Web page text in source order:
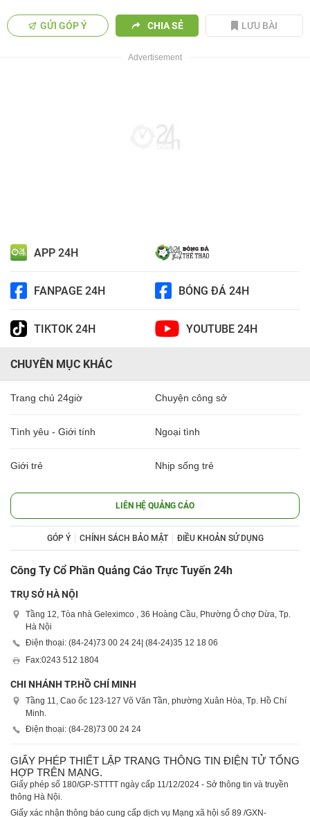
GỬI GÓP Ý CHIA SẺ LƯU BÀI
APP 24H
FANPAGE 24H BÓNG ĐÁ 24H
TIKTOK 24H YOUTUBE 24H
CHUYÊN MỤC KHÁC
Trang chủ 24giờ Chuyện công sở
Tình yêu - Giới tính Ngoại tình
Giới trẻ Nhịp sống trẻ
LIÊN HỆ QUẢNG CÁO
GÓP Ý CHÍNH SÁCH BẢO MẬT ĐIỀU KHOẢN SỬ DỤNG
Công Ty Cổ Phần Quảng Cáo Trực Tuyến 24h
TRỤ SỞ HÀ NỘI
Tầng 12, Tòa nhà Geleximco , 36 Hoàng Cầu, Phường Ô chợ Dừa, Tp.
Hà Nội
Điện thoại: (84-24)73 00 24 24 | (84-24)35 12 18 06
Fax:0243 512 1804
CHI NHÁNH TP.HỒ CHÍ MINH
Tầng 11, Cao ốc 123-127 Võ Văn Tần, phường Xuân Hòa, Tp. Hồ Chí
Minh.
Điện thoại: (84-28)73 00 24 24
GIẤY PHÉP THIẾT LẬP TRANG THÔNG TIN ĐIỆN TỬ TỔNG
HỢP TRÊN MẠNG.
Giấy phép số 180/GP-STTTT ngày cấp 11/12/2024 - Sở thông tin và truyền
thông Hà Nội.
Giấy xác nhận thông báo cung cấp dịch vụ Mạng xã hội số 89 /GXN-